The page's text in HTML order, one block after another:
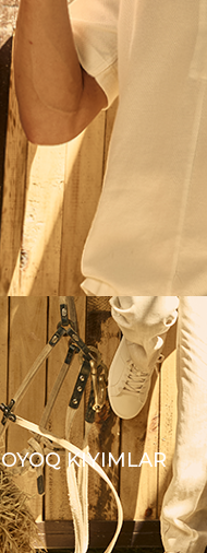
OYOQ KIYIMLAR